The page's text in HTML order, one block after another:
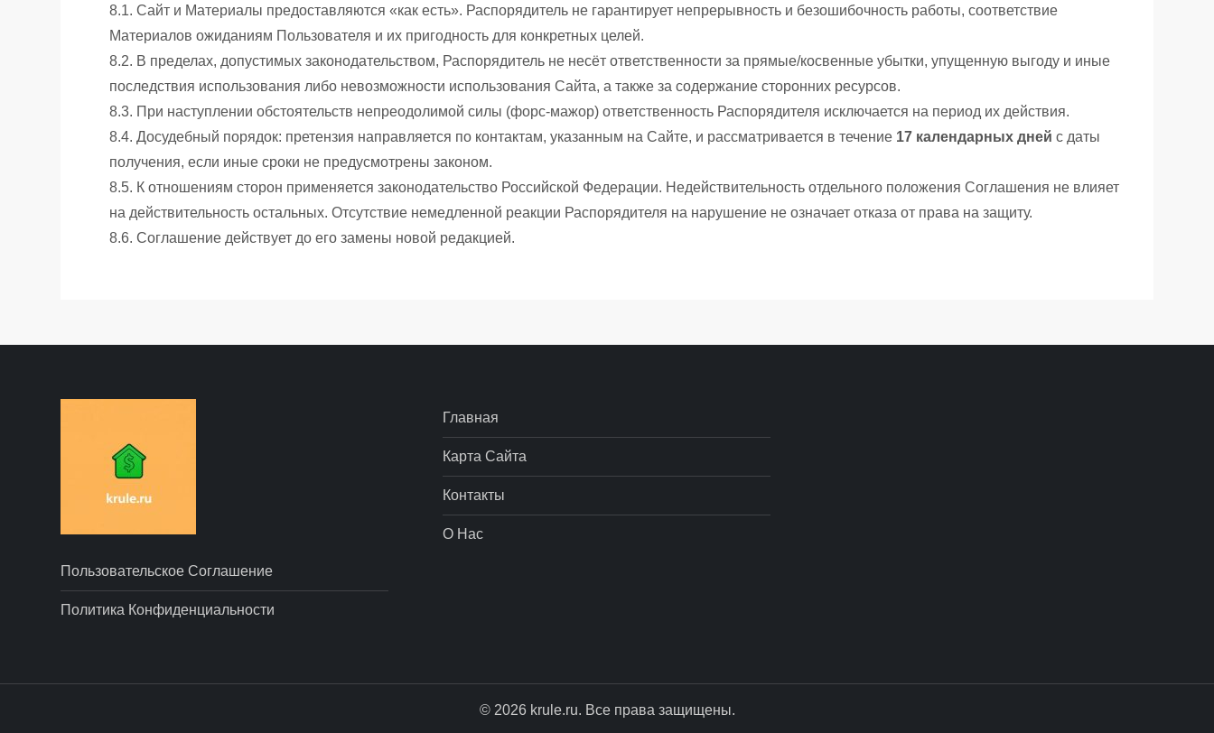
8.1. Сайт и Материалы предоставляются «как есть». Распорядитель не гарантирует непрерывность и безошибочность работы, соответствие
Материалов ожиданиям Пользователя и их пригодность для конкретных целей.
8.2. В пределах, допустимых законодательством, Распорядитель не несёт ответственности за прямые/косвенные убытки, упущенную выгоду и иные
последствия использования либо невозможности использования Сайта, а также за содержание сторонних ресурсов.
8.3. При наступлении обстоятельств непреодолимой силы (форс-мажор) ответственность Распорядителя исключается на период их действия.
8.4. Досудебный порядок: претензия направляется по контактам, указанным на Сайте, и рассматривается в течение 17 календарных дней с даты
получения, если иные сроки не предусмотрены законом.
8.5. К отношениям сторон применяется законодательство Российской Федерации. Недействительность отдельного положения Соглашения не влияет
на действительность остальных. Отсутствие немедленной реакции Распорядителя на нарушение не означает отказа от права на защиту.
8.6. Соглашение действует до его замены новой редакцией.
Пользовательское Соглашение
Политика Конфиденциальности
Главная
Карта Сайта
Контакты
О Нас
© 2026 krule.ru. Все права защищены.